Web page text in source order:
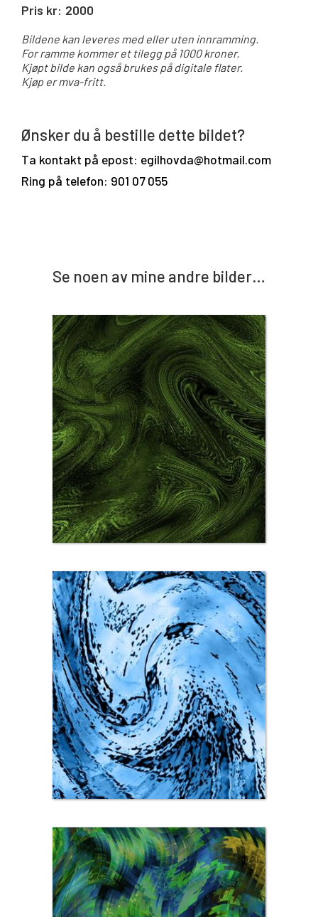
Pris kr: 2000
Bildene kan leveres med eller uten innramming.
For ramme kommer et tilegg på 1000 kroner.
Kjøpt bilde kan også brukes på digitale flater.
Kjøp er mva-fritt.
Ønsker du å bestille dette bildet?
Ta kontakt på epost: egilhovda@hotmail.com
Ring på telefon: 901 07 055
Se noen av mine andre bilder…